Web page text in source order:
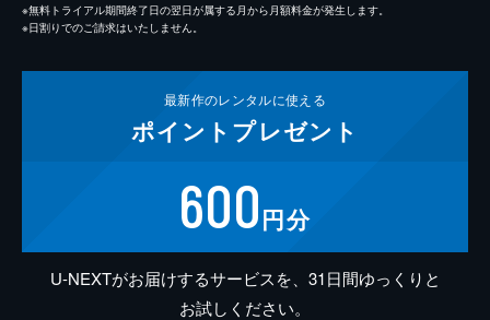
※無料トライアル期間終了日の翌日が属する月から月額料金が発生します。
※日割りでのご請求はいたしません。
最新作のレンタルに使える
ポイント プレゼント
600円分
U-NEXTがお届けするサービスを、31日間ゆっくりと
お試しください。